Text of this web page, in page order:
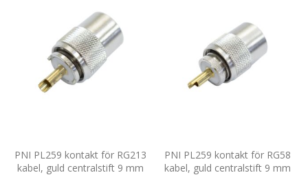
PNI PL259 kontakt för RG213
kabel, guld centralstift 9 mm
PNI PL259 kontakt för RG58
kabel, guld centralstift 9 mm